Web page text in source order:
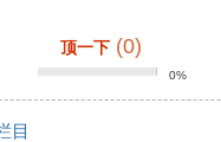
顶一下 (0)
0%
目